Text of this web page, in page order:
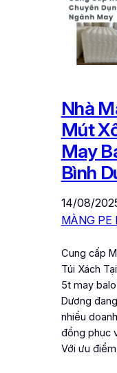
Nhà
Mút
May
Bình
14/08/
MÀNG PE
Cung cấp
Túi Xách
5t may
Dương
nhiều
đồng phục
Với ưu